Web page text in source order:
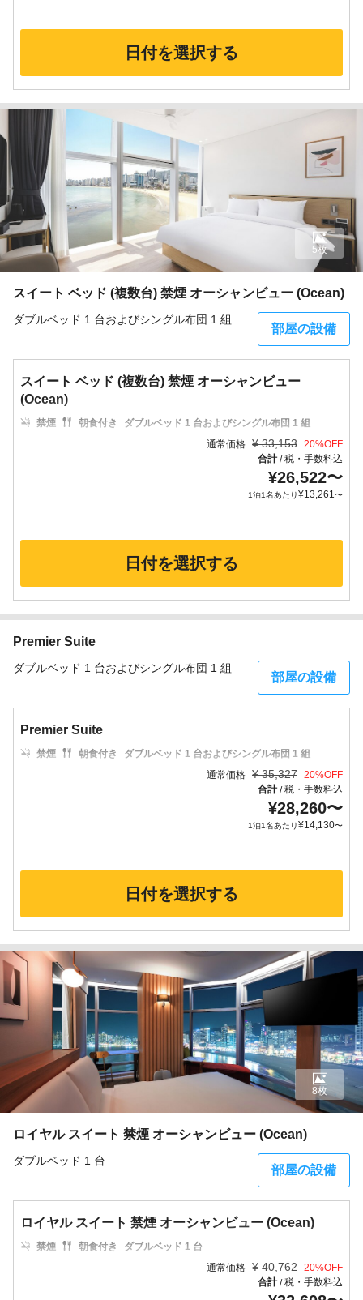
日付を選択する
スイート ベッド (複数台) 禁煙 オーシャンビュー (Ocean)
ダブルベッド 1 台およびシングル布団 1 組
部屋の設備
5枚
スイート ベッド (複数台) 禁煙 オーシャンビュー
(Ocean)
禁煙 朝食付き
ダブルベッド 1 台およびシングル布団 1 組
通常価格 ¥ 33,153 20%OFF
合計/税・手数料込
¥26,522〜
1泊1名あたり¥13,261〜
日付を選択する
Premier Suite
ダブルベッド 1 台およびシングル布団 1 組
部屋の設備
Premier Suite
禁煙 朝食付き
ダブルベッド 1 台およびシングル布団 1 組
通常価格 ¥ 35,327 20%OFF
合計/税・手数料込
¥28,260〜
1泊1名あたり¥14,130〜
日付を選択する
ロイヤル スイート 禁煙 オーシャンビュー (Ocean)
ダブルベッド 1 台
部屋の設備
8枚
ロイヤル スイート 禁煙 オーシャンビュー (Ocean)
禁煙 朝食付き
ダブルベッド 1 台
通常価格 ¥ 40,762 20%OFF
合計/税・手数料込